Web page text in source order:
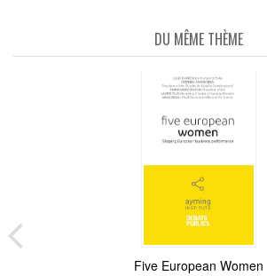
DU MÊME THÈME
Five European Women